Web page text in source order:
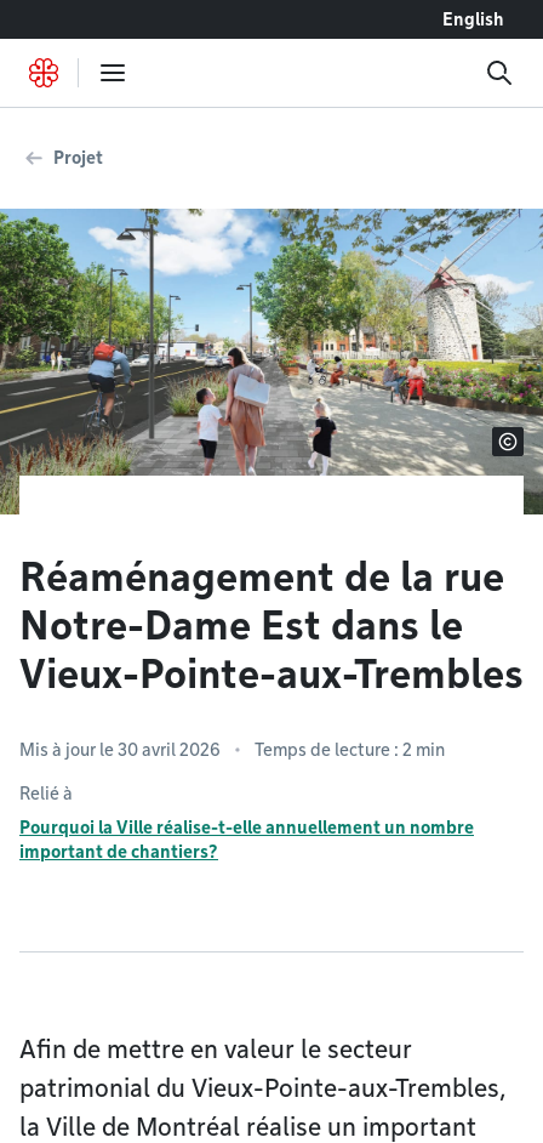
English
Projet
Réaménagement de la rue
Notre-Dame Est dans le
Vieux-Pointe-aux-Trembles
Mis à jour le 30 avril 2026 Temps de lecture : 2 min
Relié à
Pourquoi la Ville réalise-t-elle annuellement un nombre
important de chantiers?
Afin de mettre en valeur le secteur
patrimonial du Vieux-Pointe-aux-Trembles,
la Ville de Montréal réalise un important